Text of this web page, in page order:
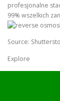
profesjonalne
99% wszelkich
Source:
Explore
Jak